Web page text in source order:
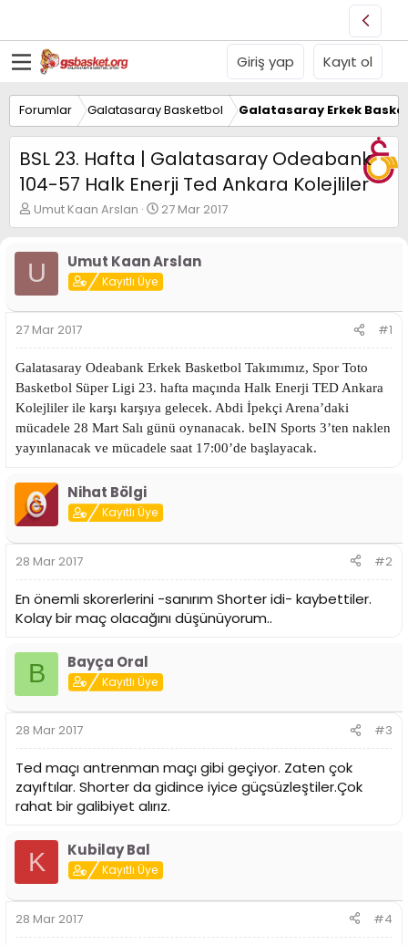
Giriş yap Kayıt ol
Forumlar Galatasaray Basketbol Galatasaray Erkek
BSL 23. Hafta | Galatasaray Odeabank
104-57 Halk Enerji Ted Ankara Kolejliler
K
o
u
y
B
a
ş
a
t
a
n
Umut Kaan Arslan
B
a
l
a
n
g
a
r
h
i
27 Mar 2017
U Umut Kaan Arslan
Kayıtlı Üye
27 Mar 2017 #1
Galatasaray Odeabank Erkek Basketbol Takımımız, Spor Toto
Basketbol Süper Ligi 23. hafta maçında Halk Enerji TED Ankara
Kolejliler ile karşı karşıya gelecek. Abdi İpekçi Arena’daki
mücadele 28 Mart Salı günü oynanacak. beIN Sports 3’ten naklen
yayınlanacak ve mücadele saat 17:00’de başlayacak.
Nihat Bölgi
Kayıtlı Üye
28 Mar 2017 #2
En önemli skorerlerini -sanırım Shorter idi- kaybettiler.
Kolay bir maç olacağını düşünüyorum..
B Bayça Oral
Kayıtlı Üye
28 Mar 2017 #3
Ted maçı antrenman maçı gibi geçiyor. Zaten çok
zayıftılar. Shorter da gidince iyice güçsüzleştiler.Çok
rahat bir galibiyet alırız.
K Kubilay Bal
Kayıtlı Üye
28 Mar 2017 #4